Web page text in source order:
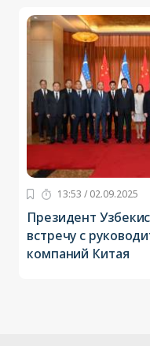
13:53 / 02.09.2025
Президент
встречу с
компаний Китая